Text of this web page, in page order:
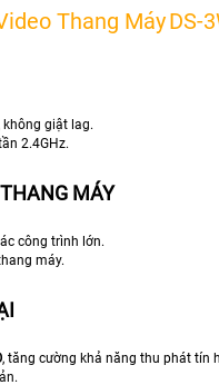
Thang MáyDS-
không giật lag.
2.4GHz.
MÁY
công trình lớn.
máy.
, tăng cường khả năng thu phát tín